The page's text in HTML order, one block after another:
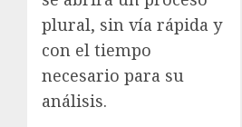
plural, sin vía rápida y
con el tiempo
necesario para su
análisis.